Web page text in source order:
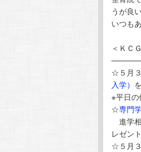
うが良
いつも
＜ＫＣ
☆５月
入学）
※平日の
☆専門
進学
レゼン
☆５月３